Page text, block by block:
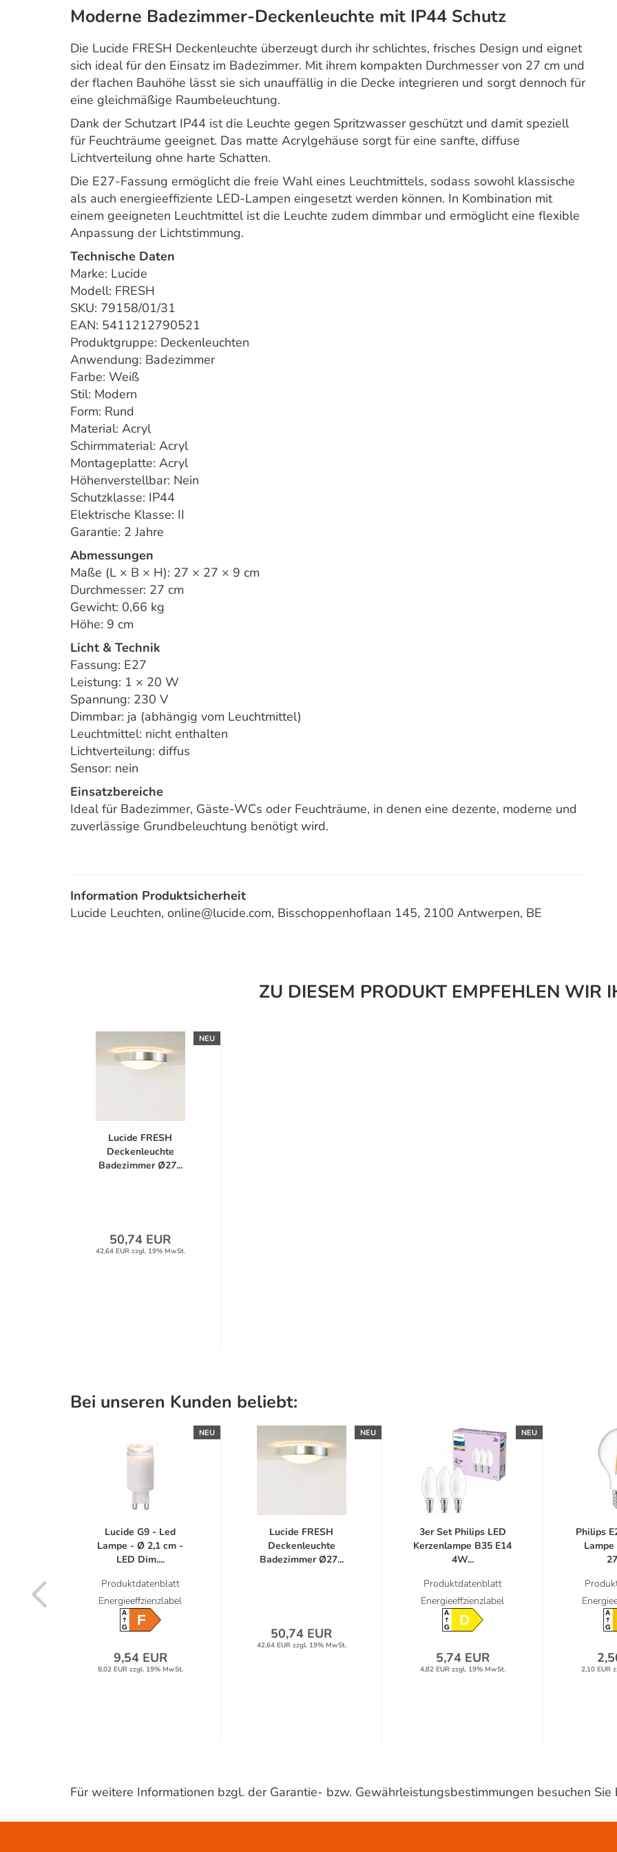
Moderne Badezimmer-Deckenleuchte mit IP44 Schutz
Die Lucide FRESH Deckenleuchte überzeugt durch ihr schlichtes, frisches Design und eignet
sich ideal für den Einsatz im Badezimmer. Mit ihrem kompakten Durchmesser von 27 cm und
der flachen Bauhöhe lässt sie sich unauffällig in die Decke integrieren und sorgt dennoch für
eine gleichmäßige Raumbeleuchtung.
Dank der Schutzart IP44 ist die Leuchte gegen Spritzwasser geschützt und damit speziell
für Feuchträume geeignet. Das matte Acrylgehäuse sorgt für eine sanfte, diffuse
Lichtverteilung ohne harte Schatten.
Die E27-Fassung ermöglicht die freie Wahl eines Leuchtmittels, sodass sowohl klassische
als auch energieeffiziente LED-Lampen eingesetzt werden können. In Kombination mit
einem geeigneten Leuchtmittel ist die Leuchte zudem dimmbar und ermöglicht eine flexible
Anpassung der Lichtstimmung.
Technische Daten
Marke: Lucide
Modell: FRESH
SKU: 79158/01/31
EAN: 5411212790521
Produktgruppe: Deckenleuchten
Anwendung: Badezimmer
Farbe: Weiß
Stil: Modern
Form: Rund
Material: Acryl
Schirmmaterial: Acryl
Montageplatte: Acryl
Höhenverstellbar: Nein
Schutzklasse: IP44
Elektrische Klasse: II
Garantie: 2 Jahre
Abmessungen
Maße (L × B × H): 27 × 27 × 9 cm
Durchmesser: 27 cm
Gewicht: 0,66 kg
Höhe: 9 cm
Licht & Technik
Fassung: E27
Leistung: 1 × 20 W
Spannung: 230 V
Dimmbar: ja (abhängig vom Leuchtmittel)
Leuchtmittel: nicht enthalten
Lichtverteilung: diffus
Sensor: nein
Einsatzbereiche
Ideal für Badezimmer, Gäste-WCs oder Feuchträume, in denen eine dezente, moderne und
zuverlässige Grundbeleuchtung benötigt wird.
Information Produktsicherheit
Lucide Leuchten, online@lucide.com, Bisschoppenhoflaan 145, 2100 Antwerpen, BE
ZU DIESEM PRODUKT EMPFEHLEN WIR
NEU
Lucide FRESH
Deckenleuchte
Badezimmer Ø27...
50,74 EUR
42,64 EUR zzgl. 19% MwSt.
Bei unseren Kunden beliebt:
NEU
Lucide G9 - Led
Lampe - Ø 2,1 cm -
LED Dim....
Produktdatenblatt
Energieeffzienzlabel
A
GF
9,54 EUR
8,02 EUR zzgl. 19% MwSt.
NEU
Lucide FRESH
Deckenleuchte
Badezimmer Ø27...
50,74 EUR
42,64 EUR zzgl. 19% MwSt.
NEU
3er Set Philips LED
Kerzenlampe B35 E14
4W...
Produktdatenblatt
Energieeffzienzlabel
A
GD
5,74 EUR
4,82 EUR zzgl. 19% MwSt.
Philips
A
G
2,10 EUR
Für weitere Informationen bzgl. der Garantie- bzw. Gewährleistungsbestimmungen besuchen Sie